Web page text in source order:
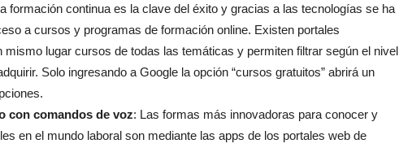
formación continua es la clave del éxito y gracias a las tecnologías se ha
a cursos y programas de formación online. Existen portales
mismo lugar cursos de todas las temáticas y permiten filtrar según el nivel
Solo ingresando a Google la opción “cursos gratuitos” abrirá un
con comandos de voz: Las formas más innovadoras para conocer y
en el mundo laboral son mediante las apps de los portales web de